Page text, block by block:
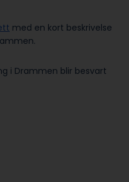
med en kort beskrivelse
i Drammen blir besvart